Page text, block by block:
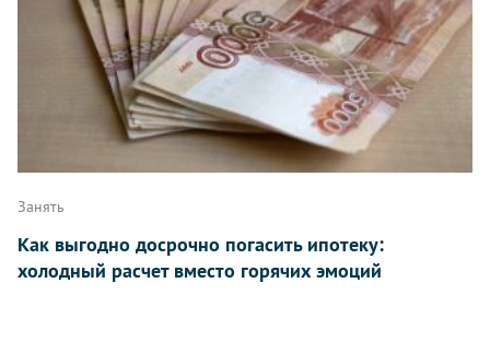
Занять
Как выгодно досрочно погасить ипотеку:
холодный расчет вместо горячих эмоций